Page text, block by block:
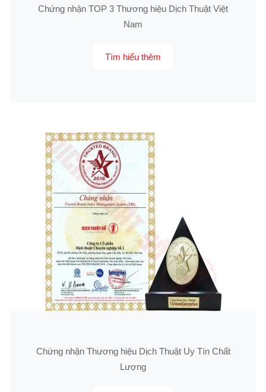
Chứng nhận TOP 3 Thương hiệu Dịch Thuật Việt
Nam
Tìm hiểu thêm
Chứng nhận Thương hiệu Dịch Thuật Uy Tín Chất
Lượng